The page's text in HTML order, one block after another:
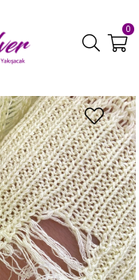
0
Kolye Ve Bileklik Kombini